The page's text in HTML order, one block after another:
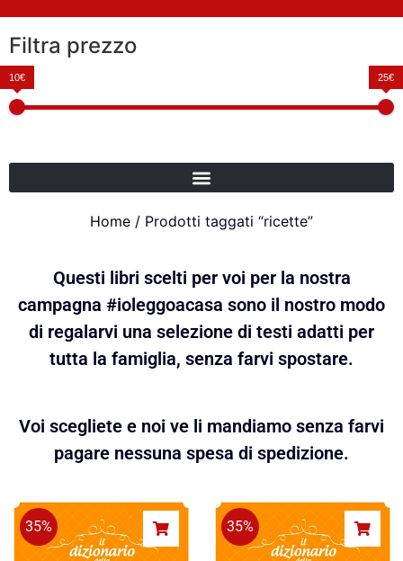
Filtra prezzo
10€ 25€
Home / Prodotti taggati “ricette”
Questi libri scelti per voi per la nostra
campagna #ioleggoacasa sono il nostro modo
di regalarvi una selezione di testi adatti per
tutta la famiglia, senza farvi spostare.
Voi scegliete e noi ve li mandiamo senza farvi
pagare nessuna spesa di spedizione.
35% 35%